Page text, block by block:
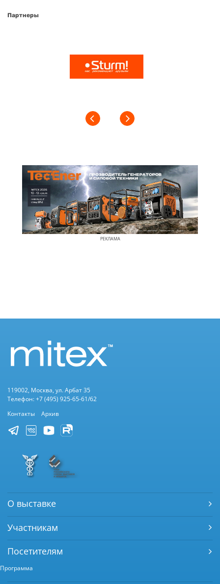
Партнеры
РЕКЛАМА
119002, Москва, ул. Арбат 35
Телефон: +7 (495) 925-65-61/62
Контакты
Архив
О выставке
Участникам
Посетителям
Программа